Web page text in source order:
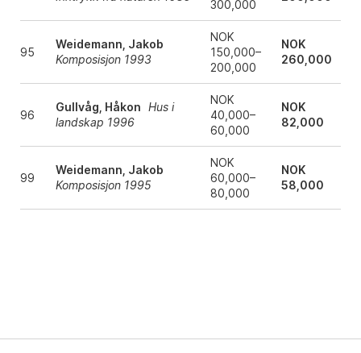
300,000
95
Weidemann, Jakob
Komposisjon 1993
NOK
150,000–
200,000
NOK
260,000
96
Gullvåg, Håkon Hus i
landskap 1996
NOK
40,000–
60,000
NOK
82,000
99
Weidemann, Jakob
Komposisjon 1995
NOK
60,000–
80,000
NOK
58,000